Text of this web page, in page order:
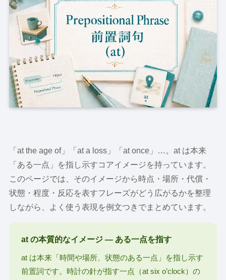
「at the age of」「at a loss」「at once」…。at は本来
「ある一点」を指し示すコアイメージを持っています。
このページでは、そのイメージから時点・場所・代償・
状態・程度・反応を表すフレーズがどう広がるかを整理
しながら、よく使う表現を例文つきでまとめています。
at の本質的なイメージ ― ある一点を指す
at は本来「時間や場所、状態のある一点」を指し示す
前置詞です。時計の針が指す一点（at six o’clock）の